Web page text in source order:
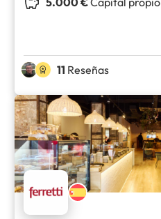
11 Reseñas